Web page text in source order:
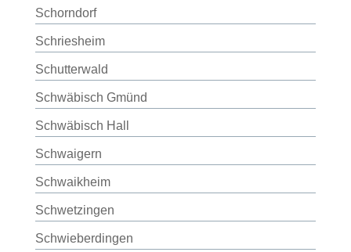
Schorndorf
Schriesheim
Schutterwald
Schwäbisch Gmünd
Schwäbisch Hall
Schwaigern
Schwaikheim
Schwetzingen
Schwieberdingen